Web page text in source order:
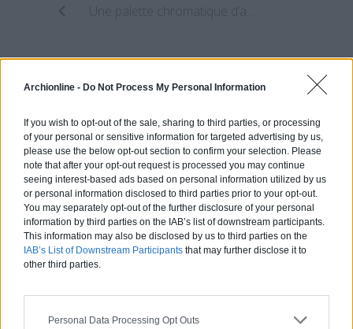
Archionline - Do Not Process My Personal Information
If you wish to opt-out of the sale, sharing to third parties, or processing
of your personal or sensitive information for targeted advertising by us,
please use the below opt-out section to confirm your selection. Please
note that after your opt-out request is processed you may continue
seeing interest-based ads based on personal information utilized by us
or personal information disclosed to third parties prior to your opt-out.
You may separately opt-out of the further disclosure of your personal
information by third parties on the IAB’s list of downstream participants.
This information may also be disclosed by us to third parties on the
IAB’s List of Downstream Participants that may further disclose it to
other third parties.
Personal Data Processing Opt Outs
Estimez gratuitement
votre projet